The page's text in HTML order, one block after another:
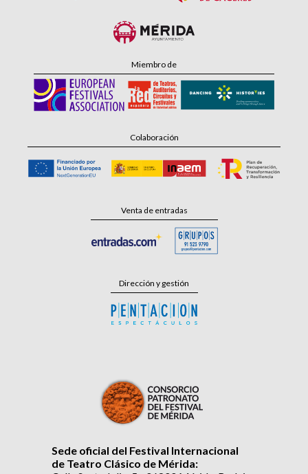
Miembro de
Colaboración
Venta de entradas
Dirección y gestión
Sede oficial del Festival Internacional
de Teatro Clásico de Mérida: